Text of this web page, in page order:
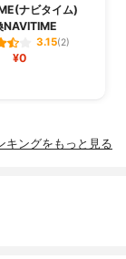
ナビタイム)
NAVITIME
3.15(2)
¥0
キングをもっと見る